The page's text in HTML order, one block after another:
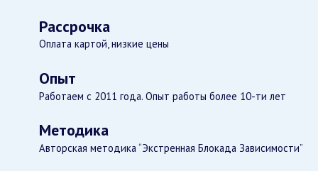
Рассрочка
Оплата картой, низкие цены
Опыт
Работаем с 2011 года. Опыт работы более 10-ти лет
Методика
Авторская методика “Экстренная Блокада Зависимости”